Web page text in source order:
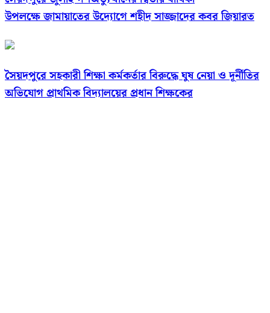
উপলক্ষে জামায়াতের উদ্যোগে শহীদ সাজ্জাদের কবর জিয়ারত
সৈয়দপুরে সহকারী শিক্ষা কর্মকর্তার বিরুদ্ধে ঘুষ নেয়া ও দূর্নীতির
অভিযোগ প্রাথমিক বিদ্যালয়ের প্রধান শিক্ষকের